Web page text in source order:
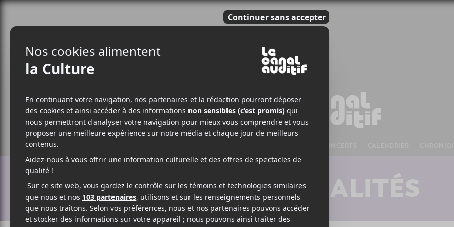
ACTUALITÉS